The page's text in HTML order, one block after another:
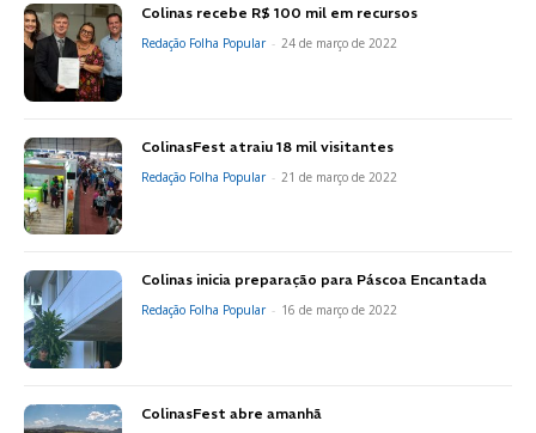
Colinas recebe R$ 100 mil em recursos
Redação Folha Popular - 24 de março de 2022
ColinasFest atraiu 18 mil visitantes
Redação Folha Popular - 21 de março de 2022
Colinas inicia preparação para Páscoa Encantada
Redação Folha Popular - 16 de março de 2022
ColinasFest abre amanhã